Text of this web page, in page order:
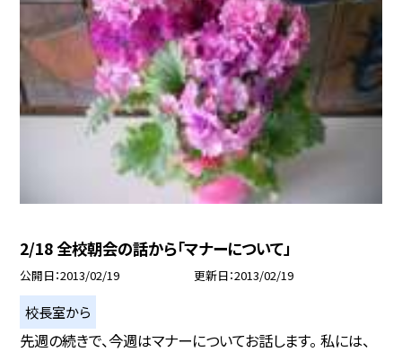
2/18 全校朝会の話から「マナーについて」
公開日 2013/02/19 更新日 2013/02/19
校長室から
先週の続きで、今週はマナーについてお話します。 私には、